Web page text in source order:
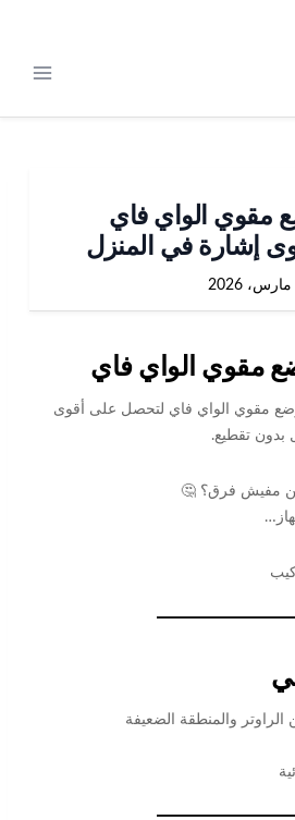
مقوي الواي فاي
إشارة في المنزل
مقوي الواي فاي
مقوي الواي فاي لتحصل على أقوى
تقطيع.
مفيش فرق؟ 🤔
والمنطقة الضعيفة